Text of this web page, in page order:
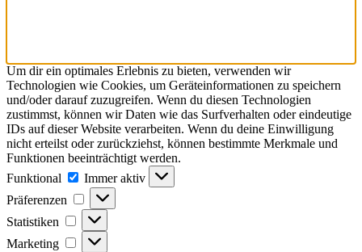
Um dir ein optimales Erlebnis zu bieten, verwenden wir
Technologien wie Cookies, um Geräteinformationen zu speichern
und/oder darauf zuzugreifen. Wenn du diesen Technologien
zustimmst, können wir Daten wie das Surfverhalten oder eindeutige
IDs auf dieser Website verarbeiten. Wenn du deine Einwilligung
nicht erteilst oder zurückziehst, können bestimmte Merkmale und
Funktionen beeinträchtigt werden.
Funktional
Funktional
Immer aktiv
Präferenzen
Präferenzen
Statistiken Statistiken
Marketing Marketing